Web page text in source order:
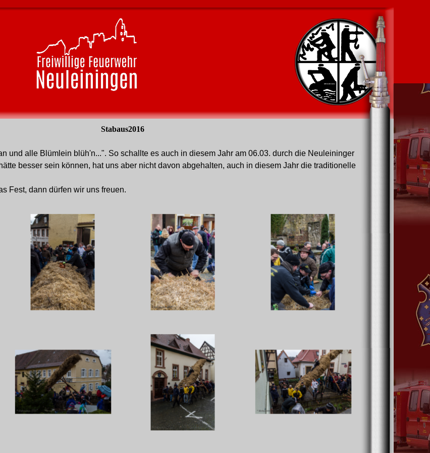
Stabaus2016
und alle Blümlein blüh'n...". So schallte es auch in diesem Jahr am 06.03. durch die Neuleininger
besser sein können, hat uns aber nicht davon abgehalten, auch in diesem Jahr die traditionelle
Fest, dann dürfen wir uns freuen.